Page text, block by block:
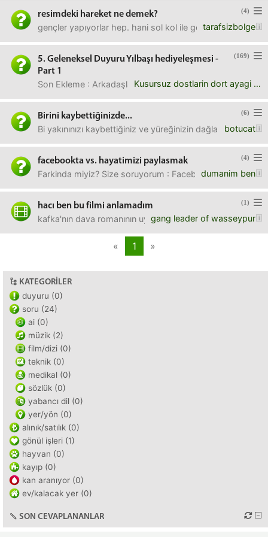
(4)
resimdeki hareket ne demek?
tarafsizbolge
gençler yapıyorlar hep. hani sol kol ile gözlerini kapatıp,
(169)
5. Geleneksel Duyuru Yılbaşı hediyeleşmesi -
Part 1
Kusursuz dostlarin dort ayagi vardir
Son Ekleme : Arkadaşlar yarın 10:00'da çekiliş
(6)
Birini kaybettiğinizde...
botucat
Bi yakınınızı kaybettiğiniz ve yüreğinizin dağlandığı
(4)
facebookta vs. hayatimizi paylasmak
dumanim ben
Farkinda miyiz? Size soruyorum : Facebookta
(1)
hacı ben bu filmi anlamadım
gang leader of wasseypur
kafka'nın dava romanının uyarlaması the trial'ı
« 1 »
KATEGORILER
duyuru (0)
soru (24)
ai (0)
müzik (2)
film/dizi (0)
teknik (0)
medikal (0)
sözlük (0)
yabancı dil (0)
yer/yön (0)
alınık/satılık (0)
gönül işleri (1)
hayvan (0)
kayıp (0)
kan aranıyor (0)
ev/kalacak yer (0)
SON CEVAPLANANLAR